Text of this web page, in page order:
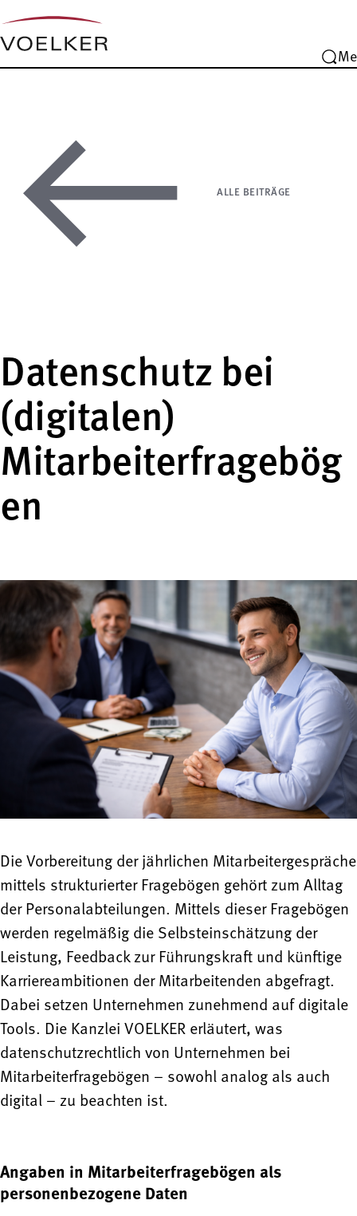
ALLE BEITRÄGE
Datenschutz bei
(digitalen)
Mitarbeiterfragebög
en
Die Vorbereitung der jährlichen Mitarbeitergespräche
mittels strukturierter Fragebögen gehört zum Alltag
der Personalabteilungen. Mittels dieser Fragebögen
werden regelmäßig die Selbsteinschätzung der
Leistung, Feedback zur Führungskraft und künftige
Karriereambitionen der Mitarbeitenden abgefragt.
Dabei setzen Unternehmen zunehmend auf digitale
Tools. Die Kanzlei VOELKER erläutert, was
datenschutzrechtlich von Unternehmen bei
Mitarbeiterfragebögen – sowohl analog als auch
digital – zu beachten ist.
Angaben in Mitarbeiterfragebögen als
personenbezogene Daten